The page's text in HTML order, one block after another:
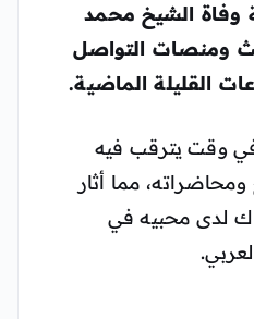
وفاة الشيخ محمد
ومنصات التواصل
القليلة الماضية.
في وقت يترقب فيه
مما أثار
لدى محبيه في